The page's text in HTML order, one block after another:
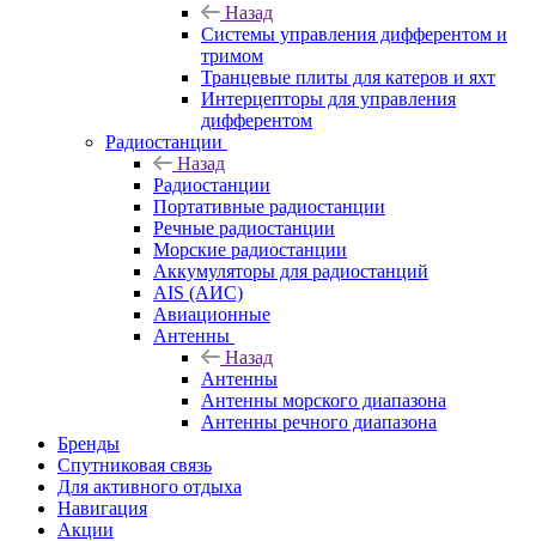
Назад
Системы управления дифферентом и
тримом
Транцевые плиты для катеров и яхт
Интерцепторы для управления
дифферентом
Радиостанции
Назад
Радиостанции
Портативные радиостанции
Речные радиостанции
Морские радиостанции
Аккумуляторы для радиостанций
AIS (АИС)
Авиационные
Антенны
Назад
Антенны
Антенны морского диапазона
Антенны речного диапазона
Бренды
Спутниковая связь
Для активного отдыха
Навигация
Акции